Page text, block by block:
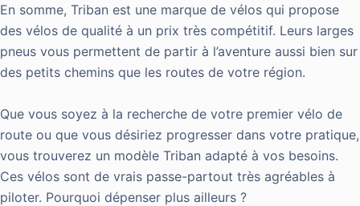
En somme, Triban est une marque de vélos qui propose
des vélos de qualité à un prix très compétitif. Leurs larges
pneus vous permettent de partir à l’aventure aussi bien sur
des petits chemins que les routes de votre région.
Que vous soyez à la recherche de votre premier vélo de
route ou que vous désiriez progresser dans votre pratique,
vous trouverez un modèle Triban adapté à vos besoins.
Ces vélos sont de vrais passe-partout très agréables à
piloter. Pourquoi dépenser plus ailleurs ?